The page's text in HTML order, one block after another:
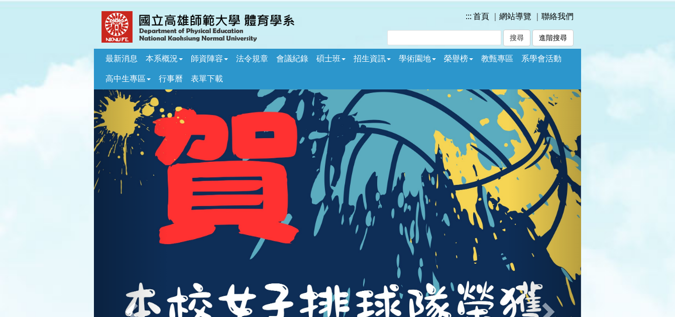
::: 首頁 網站導覽 聯絡我們
進階搜尋
最新消息 本系概況 師資陣容 法令規章 會議紀錄 碩士班 招生資訊 學術園地 榮譽榜 教甄專區 系學會活動
高中生專區 行事曆 表單下載
Previous Next